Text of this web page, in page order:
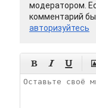
модератором.
комментарий
авторизуйтесь
  